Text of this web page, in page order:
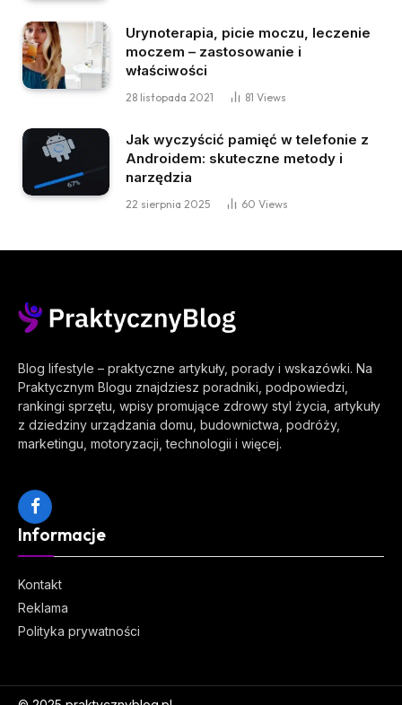
Urynoterapia, picie moczu, leczenie
moczem – zastosowanie i
właściwości
28 listopada 2021 81 Views
Jak wyczyścić pamięć w telefonie z
Androidem: skuteczne metody i
narzędzia
22 sierpnia 2025 60 Views
Blog lifestyle – praktyczne artykuły, porady i wskazówki. Na
Praktycznym Blogu znajdziesz poradniki, podpowiedzi,
rankingi sprzętu, wpisy promujące zdrowy styl życia, artykuły
z dziedziny urządzania domu, budownictwa, podróży,
marketingu, motoryzacji, technologii i więcej.
Facebook
Informacje
Kontakt
Reklama
Polityka prywatności